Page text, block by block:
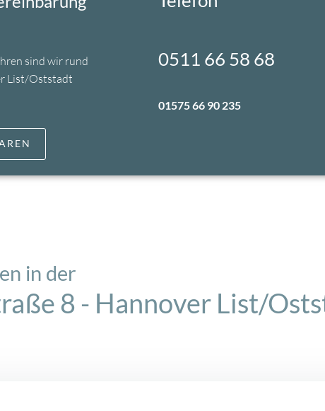
sind wir rund
List/Oststadt
0511 66 58 68
01575 66 90 235
in der
8 - Hannover List/